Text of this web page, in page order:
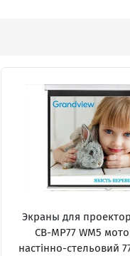
Экраны для
CB-MP77 WM5
настінно-стельовий